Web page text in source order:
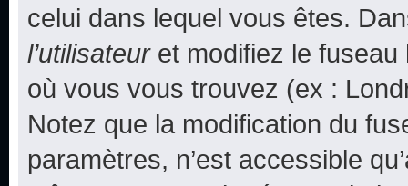
celui dans lequel vous êtes.
l’utilisateuret modifiez le fuseau
où vous vous trouvez (ex :
Notez que la modification du
paramètres, n’est accessible